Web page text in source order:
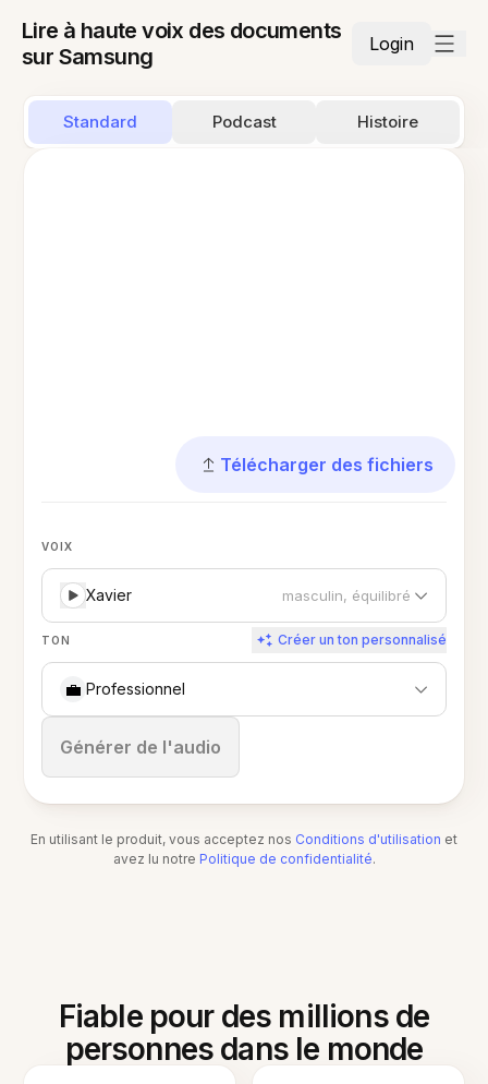
Lire à haute voix des documents
sur Samsung
Login
Standard Podcast Histoire
Télécharger des fichiers
VOIX
Xavier masculin, équilibré
TON Créer un ton personnalisé
💼 Professionnel
Générer de l'audio
Arrêter
En utilisant le produit, vous acceptez nos Conditions d'utilisation et
avez lu notre Politique de confidentialité.
Fiable pour des millions de
personnes dans le monde